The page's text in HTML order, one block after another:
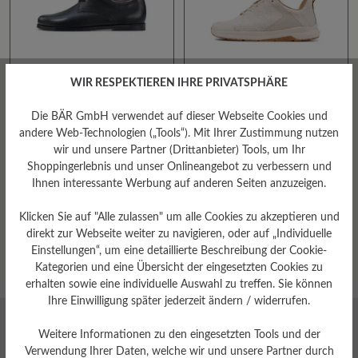
100% Zehenfreiheit
Hallux valgus geeignet
Leichter Einstieg
Stil - Elegant
GIOVANNI
CHF 225.00
Farbeauswählen
100 289
100% Zehenfreiheit
Hallux valgus geeignet
Hoher Trendfaktor
KäuferInnen Empfehlung
Leichter Einstieg
Schlanke Silhouette
URBAN MOVE
CHF 145.00 CHF 165.00
Farbeauswählen
211 400 600
Page
1 Page
2 Page
3
Jetzt zum Newsletter anmelden und
WIR RESPEKTIEREN IHRE PRIVATSPHÄRE
Die BÄR GmbH verwendet auf dieser Webseite Cookies und
andere Web-Technologien („Tools“). Mit Ihrer Zustimmung nutzen
wir und unsere Partner (Drittanbieter) Tools, um Ihr
Shoppingerlebnis und unser Onlineangebot zu verbessern und
Ihnen interessante Werbung auf anderen Seiten anzuzeigen.
Klicken Sie auf "Alle zulassen" um alle Cookies zu akzeptieren und
direkt zur Webseite weiter zu navigieren, oder auf „Individuelle
Einstellungen“, um eine detaillierte Beschreibung der Cookie-
Kategorien und eine Übersicht der eingesetzten Cookies zu
erhalten sowie eine individuelle Auswahl zu treffen. Sie können
Ihre Einwilligung später jederzeit ändern / widerrufen.
Weitere Informationen zu den eingesetzten Tools und der
Verwendung Ihrer Daten, welche wir und unsere Partner durch